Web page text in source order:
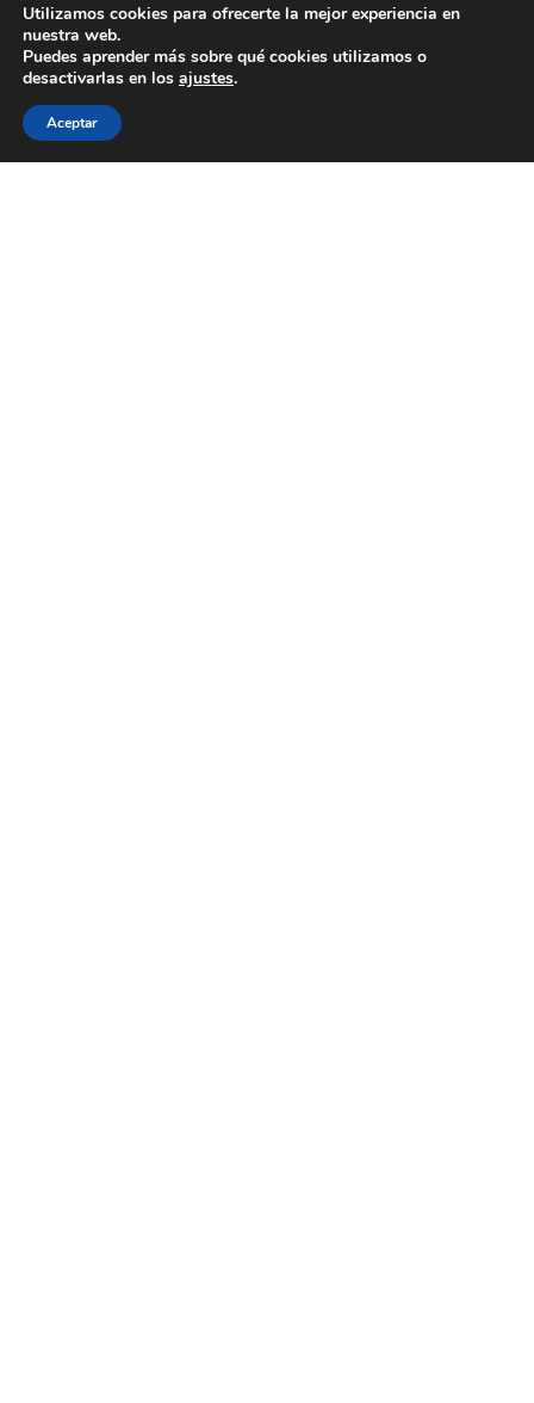
Utilizamos cookies para ofrecerte la mejor experiencia en
nuestra web.
Puedes aprender más sobre qué cookies utilizamos o
desactivarlas en los ajustes.
Aceptar